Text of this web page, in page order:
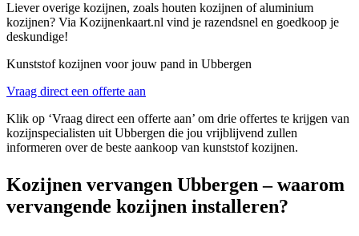
Liever overige kozijnen, zoals houten kozijnen of aluminium
kozijnen? Via Kozijnenkaart.nl vind je razendsnel en goedkoop je
deskundige!
Kunststof kozijnen voor jouw pand in Ubbergen
Vraag direct een offerte aan
Klik op ‘Vraag direct een offerte aan’ om drie offertes te krijgen van
kozijnspecialisten uit Ubbergen die jou vrijblijvend zullen
informeren over de beste aankoop van kunststof kozijnen.
Kozijnen vervangen Ubbergen – waarom
vervangende kozijnen installeren?